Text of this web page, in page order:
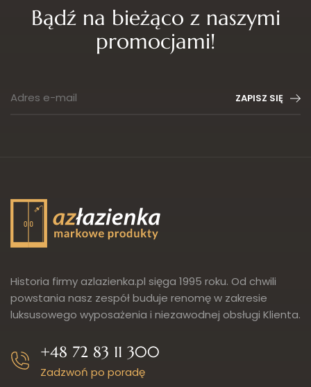
Bądź na bieżąco z naszymi
promocjami!
ZAPISZ SIĘ
Historia firmy azlazienka.pl sięga 1995 roku. Od chwili
powstania nasz zespół buduje renomę w zakresie
luksusowego wyposażenia i niezawodnej obsługi Klienta.
+48 72 83 11 300
Zadzwoń po poradę